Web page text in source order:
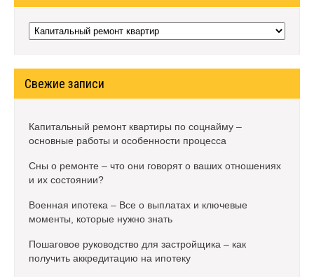
Рубрики
Свежие записи
Капитальный ремонт квартиры по соцнайму –
основные работы и особенности процесса
Сны о ремонте – что они говорят о ваших отношениях
и их состоянии?
Военная ипотека – Все о выплатах и ключевые
моменты, которые нужно знать
Пошаговое руководство для застройщика – как
получить аккредитацию на ипотеку